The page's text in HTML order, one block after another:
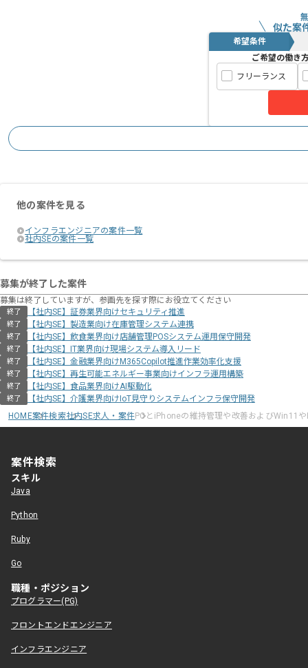
似た案
希望条件
ご希望の働き
フリーランス
他の案件を見る
インフラエンジニアの案件一覧
社内SEの案件一覧
募集が終了した案件
募集は終了していますが、参画先を探す際にお役立てください
終了 【社内SE】証券業界向けセキュリティ推進
終了 【社内SE】製造業向け在庫管理システム連携
終了 【社内SE】飲食業界向け店舗管理POSシステム運用保守開発
終了 【社内SE】IT業界向け現場システム導入リード
終了 【社内SE】金融業界向けM365Copilot推進作業効率化支援
終了 【社内SE】再生可能エネルギー事業向けインフラ運用構築
終了 【社内SE】食品業界向けAI駆動化
終了
【社内SE】介護業界向けIoT見守りシステムインフラ保守開発
HOME案件検索社内SE求人・案件PCとiPhoneの維持管理や改善およびWin11
案件検索
スキル
Java
Python
Ruby
Go
職種・ポジション
プログラマー(PG)
フロントエンドエンジニア
インフラエンジニア